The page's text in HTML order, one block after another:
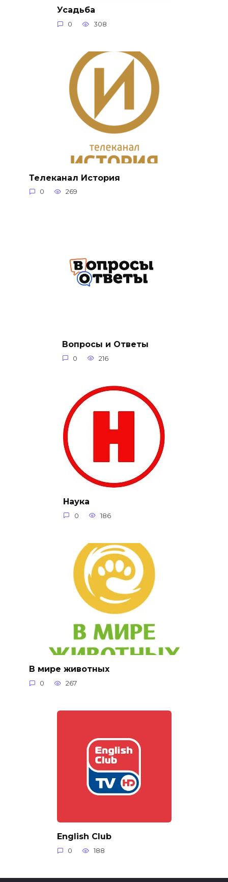
Усадьба
0 308
Телеканал История
0 269
Вопросы и Ответы
0 216
Наука
0 186
В мире животных
0 267
English Club
0 188